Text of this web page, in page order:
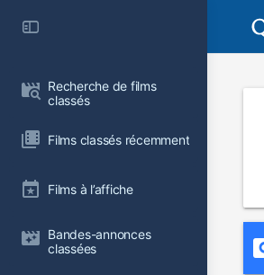
Recherche de films
classés
Films classés récemment
Films à l’affiche
Bandes-annonces
classées